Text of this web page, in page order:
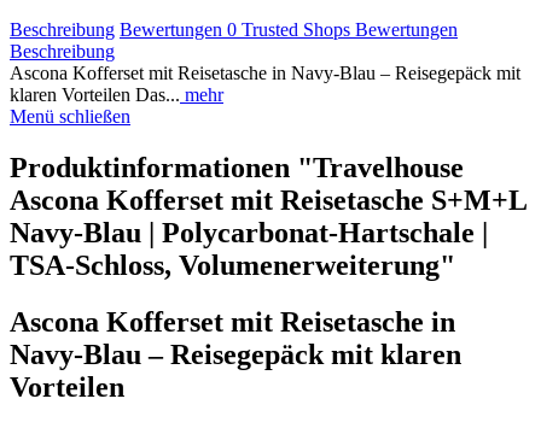
Beschreibung Bewertungen 0 Trusted Shops Bewertungen
Beschreibung
Ascona Kofferset mit Reisetasche in Navy-Blau – Reisegepäck mit
klaren Vorteilen Das... mehr
Menü schließen
Produktinformationen "Travelhouse
Ascona Kofferset mit Reisetasche S+M+L
Navy-Blau | Polycarbonat-Hartschale |
TSA-Schloss, Volumenerweiterung"
Ascona Kofferset mit Reisetasche in
Navy-Blau – Reisegepäck mit klaren
Vorteilen